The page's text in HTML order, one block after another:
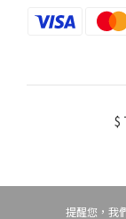
$
提醒您，我